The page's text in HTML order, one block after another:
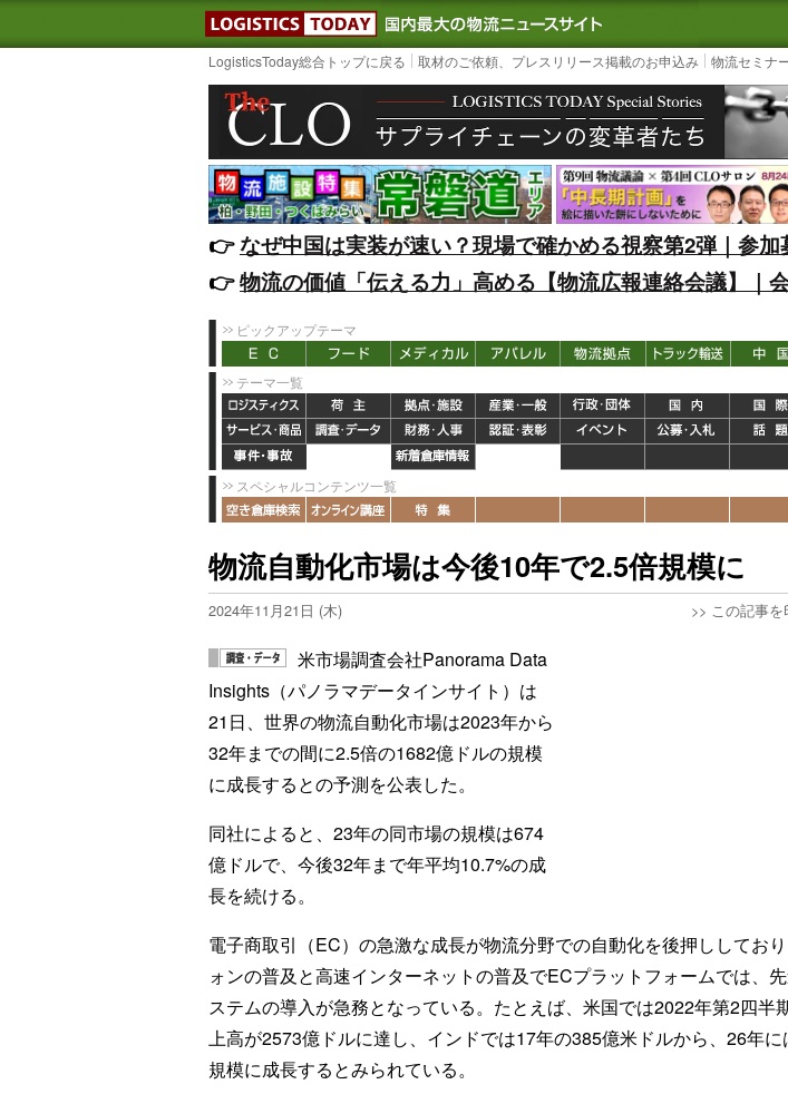
LOGISTICS TODAY｜国内最大の物流ニュースサイ
3PL,
LogisticsToday総合トップに戻る 取材のご依頼、プレスリリース掲載のお申込み 物流セミナ
👉️なぜ中国は実装が速い？現場で確かめる視察第2弾｜参加
👉️物流の価値「伝える力」高める【物流広報連絡会議】｜
ピックアップテーマ
テーマ一覧
スペシャルコンテンツ一覧
物流自動化市場は今後10年で2.5倍規模に
2024年11月21日 (木) >> この記事を
米市場調査会社Panorama Data
Insights（パノラマデータインサイト）は
21日、世界の物流自動化市場は2023年から
32年までの間に2.5倍の1682億ドルの規模
に成長するとの予測を公表した。
同社によると、23年の同市場の規模は674
億ドルで、今後32年まで年平均10.7%の成
長を続ける。
電子商取引（EC）の急激な成長が物流分野での自動化を後押ししてお
ォンの普及と高速インターネットの普及でECプラットフォームでは、
ステムの導入が急務となっている。たとえば、米国では2022年第2四半
上高が2573億ドルに達し、インドでは17年の385億米ドルから、26年
規模に成長するとみられている。